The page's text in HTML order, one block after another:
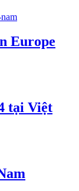
Europe
tại Việt